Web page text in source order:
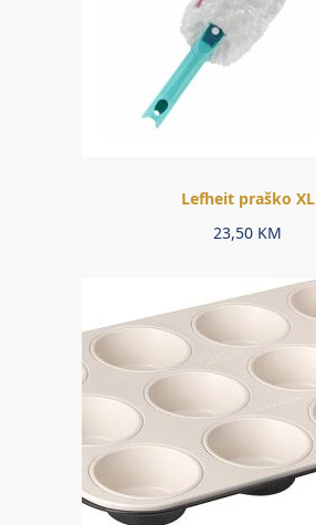
Lefheit praško XL
23,50 KM